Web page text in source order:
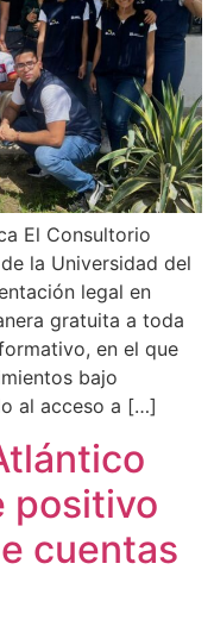
El Consultorio
la Universidad del
legal en
gratuita a toda
en el que
bajo
al acceso a […]
positivo
cuentas